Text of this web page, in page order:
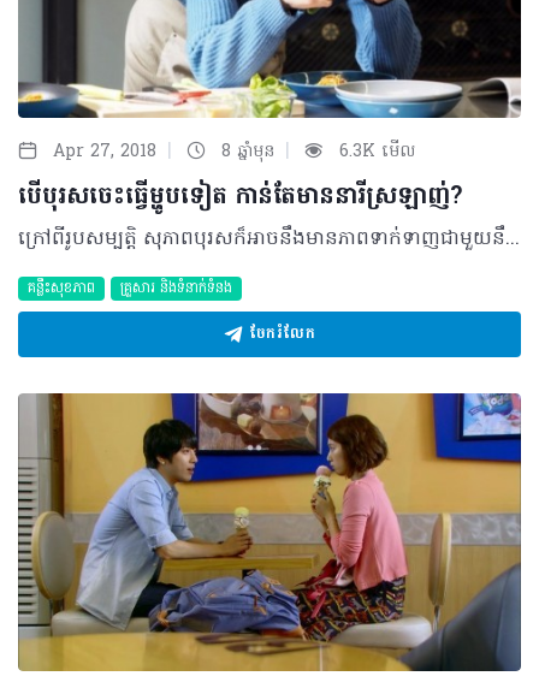
Apr 27, 2018 | 8 ឆ្នាំមុន | 6.3K មើល
បើបុរសចេះធ្វើម្ហូបទៀត កាន់តែមាននារីស្រឡាញ់?
ក្រៅពីរូបសម្បត្តិ សុភាពបុរសក៏អាចនឹងមានភាពទាក់ទាញជាមួយនឹងទេពកោសល្យ និងជំនាញផ្សេងៗរបស់ខ្លួន។ ជាក់ស្តែង ការចេះចម្អិនអាហារក៏ជាមន្តស្នេហ៍ទាក់ទាញមួយបែបផងដែររបស់បុរស....កាលពី៣០ឆ្នាំមុន មនុស្សប្រុសគិតថាការចម្អិនម្ហូបអាហារ គឺជាការងាររបស់ស្រ្តី។ តែបើក្រឡេកមកមើលបុរសសម័យថ្មីវិញ ៤៣%នៃពួកគេបានបែរមករកការចម្អិនម្ហូបអាហារដោយខ្លួនឯងនៅផ្ទះ នេះបើយោងតាមទិន្នន័យរបស់កាសែតវ៉ាស៊ីនតោនផុស។ តើមូលហេតុអ្វីបានជាបុរសភាគច្រើនផ្លាស់ប្តូរផ្នត់គំនិតរបស់ខ្លួនបែបនេះ? ការផ្លាស់ប្តូររបស់ស្រ្តី កាលពីមុនមនុស្សស្រីជាស្រ្តីមេផ្ទះ ហើយបុរសជាអ្នកប្រកបរបរផ្គត់ផ្គង់គ្រួសារ ដូចនេះស្រ្តីមានតួនាទីតែមួយគត់ គឺធ្វើការងារផ្ទះ។ ប៉ុន្តែមកទល់នឹងពេលនេះមានការផ្លាស់ប្តូរដ៏ធំមួយដោយស្រ្តីក៏មានភាពមមាញឹកក្នុងការប្រកបរបរផ្គត់ផ្គង់គ្រួសារដូចនឹងបុរសដែរ។ ទាំងនេះហើយទើបធ្វើឲ្យបុរសងាកមករកការធ្វើការងារផ្ទះដូចជាការចម្អិនម្ហូបអាហារ គឺដើម្បីជួយសម្រួលការងារស្រ្តី។ កត្តាទាក់ទងនឹងបុរសខ្លួនឯង •បង្កើនភាពស្និទ្ធស្នាល ការចម្អិនម្ហូបអាហារដោយខ្លួនឯងនៅផ្ទះអាចចាត់ទុកថាជាការទុកពេលវេលាឲ្យខ្លួន ដើម្បីបង្កើនភាពស្និទ្ធស្នាលជាមួយមនុស្សជាទីស្រឡាញ់ និងក្រុមគ្រួសារតាមរយៈរសជាតិចេញពីទឹកចិត្តផ្ទាល់។ •សន្សំថវិកា ជាការពិតសម្រាប់ការរស់នៅម្នាក់ឯង ការទិញអាហារចម្អិនស្រាប់ពិតជាងាយ និងពេលខ្លះមានតម្លៃថោក ក៏ប៉ុន្តែភាគច្រើនក៏អាចធ្វើឲ្យប្រឈមមុខនឹងជំងឺជាច្រើនផងដែរ ដែលនឹងធ្វើឲ្យខាតថវិកាកាន់តែច្រើនឡើង។ ដោយឡែកទទួលទានម្ហូបចម្អិនស្រាប់ ត្រូវចំណាយថវិកាច្រើនដើម្បីទទួលបានបរិមាណអាហារគ្រប់គ្រាន់ និងមានទាំងគុណភាព ព្រមទាំងសុវត្ថិភាព។ •សុខភាព ប្រហែលនឹងចំណុចខាងលើ បន្ទាប់ពីចំណាយពេលធ្វើការអស់រយៈពេលពេញមួយថ្ងៃ បុរសមួយចំនួនបានជ្រើសយកការត្រឡប់មកផ្ទះដើម្បីចម្អិនអាហារសម្រាប់សុខភាព ក៏ដូចជាដើម្បីបង្កើនថាមពលឡើងវិញ និងចៀសផុតពីជំងឺផ្សេងៗផងដែរ ដោយពួកគាត់អាចកំណត់នូវបរិមាណអាហារដែលផ្ដល់ថាមពលគ្រប់គ្រាន់សម្រាប់ខ្លួនបាន។ •បង្ហាញពីភាពរឹងមាំ និងឯករាជ្យ ផ្ទុយពីការគិតថាមានតែស្រ្តីប៉ុណ្ណោះដែលត្រូវធ្វើការងារទាំងនេះ និងអាចចម្អិនអាហារដ៏មានឱជារស បុរសមួយចំនួនព្យាយាមបង្ហាញថាខ្លួនក៏អាចបង្កើតនូវឱជារសនេះដោយខ្លួនឯងដោយមិនចាំបាច់ពឹងពាក់នារីបានដែរ។ •បង្កើនភាពច្នៃប្រឌិតរបស់ខ្លួន ការចម្អិនអាហារក៏មិនខុសពីការងារដទៃដែរ ការធ្វើដោយការពេញចិត្ត និងទៅតាមចំណង់ចំណូលចិត្តនឹងនាំមកនូវគំនិតច្នៃប្រឌិតប្លែកៗជាច្រើន។ ភ្ជាប់ជាមួយស្នាដៃច្នៃប្រឌិតរបស់ពួកគេ បុរសសម័យថ្មីជាច្រើនក៏ចាត់ទុកការចម្អិនអាហារជាសិល្បៈមួយបែបដែលធ្វើឲ្យជីវិតរបស់គេមានភាពស្រស់ស្រាយបន្ថយភាពតានតឹង និងធ្វើឲ្យសុខភាពផ្លូវកាយ និងចិត្តរឹងមាំ។ ការពង្រឹងនូវចំណេះដឹងផ្នែកអាហារ ស្របពេលជាមួយនឹងការរីកចម្រើនខាងបច្ចេកវិទ្យានៃប្រព័ន្ធទំនាក់ទំនងសង្គមដូចជា​ Facebook ឬ Instagram និងការលូតលាស់វប្បធម៌នៃការអានសៀវភៅ ឬទស្សនាវដ្តីបានបង្កើនភាពងាយស្រួលក្នុងការបង្ហាញអំពីការធ្វើអាហារដែលអាចជម្រុញទឹកចិត្តបុរសៗឲ្យមានចំណង់ក្នុងការចម្អិនម្ហូបអាហារដោយពួកគាត់អាចអនុវត្តតាមការណែនាំក្នុងការចម្អិនអាហារតាមរយៈប្រព័ន្ធផ្សព្វផ្សាយទាំងនោះ។ ហើយពួកគេក៏អាចចែករំលែកស្នាដៃរបស់គេ និងលើកទឹកចិត្តដល់បុរសដទៃទៀតឲ្យចូលរួមចម្អិនម្ហូបអាហារដូចពួកគេដែរ។ សរុបមក…បុរសៗដែលបានយកការចម្អិនអាហារជាចំណង់ចំណូលចិត្តមួយ គួរតែបន្តការចូលចិត្តនេះដោយមិនចាំបាច់ខ្វល់ពីមជ្ឈដ្ឋានមួយចំនួនឡើយ ព្រោះការពិតវាជាសកម្មភាពទាន់សម័យមួយទៅវិញទេ។ រីឯអ្នកដែលមិនទាន់ចាប់អារម្មណ៍នឹងការចម្អិន ក៏គួរសាកល្បងល៎មើលថា អ្នកអាចទទួលបានអត្ថប្រយោជន៍ណាមួយក្នុងចំណោមខាងលើនេះ…ព្រោះថា…វាប្រៀបបានជាមន្តស្នេហ៍ទាក់ទាញមួយទៀតសម្រាប់សុភាពបុរសគ្រប់គ្នាផងដែរ… ដូចដែលគេតែងនិយាយតគ្នាថា «មនុស្សម្នាក់ៗមានភាពទាក់ទាញ ពេលដែលបញ្ចេញស្នាដៃ និងទេពកោសល្យរបស់ខ្លួន»…កុំលាក់បាំាងអី!!!​​បើចេះធ្វើម្ហូបអី បញ្ចេញថ្វីដៃឲ្យគេដឹងផង… ©2018 រក្សាសិទ្ធិគ្រប់យ៉ាង​ដោយ Healthtime Corporation ចំពោះគ្រប់អត្ថបទដោយគ្មានផ្នែកណាមួយត្រូវបោះពុម្ពផ្សាយចូល ប្រព័ន្ធអ៊ីនធឺណែតឧបករណ៍អេឡិចត្រូនិកអាត់ជាសំឡេងឬថតចំលងគ្រប់រូបភាពដោយគ្មានការអនុញ្ញាតឡើយ
គន្លឹះសុខភាព គ្រួសារ​ និងទំនាក់ទំនង
ចែករំលែក